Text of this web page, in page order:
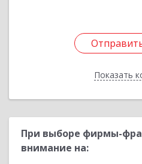
Показать
При выборе фирмы-
внимание на: